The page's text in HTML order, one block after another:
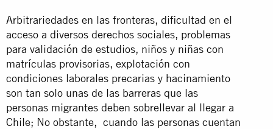
Arbitrariedades en las fronteras, dificultad en el
acceso a diversos derechos sociales, problemas
para validación de estudios, niños y niñas con
matrículas provisorias, explotación con
condiciones laborales precarias y hacinamiento
son tan solo unas de las barreras que las
personas migrantes deben sobrellevar al llegar a
Chile; No obstante, cuando las personas cuentan